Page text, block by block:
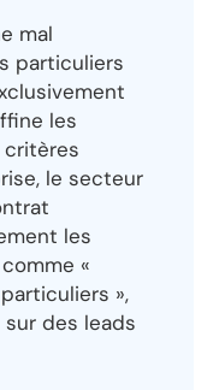
mal
particuliers
les
le secteur
les
«
»,
des leads